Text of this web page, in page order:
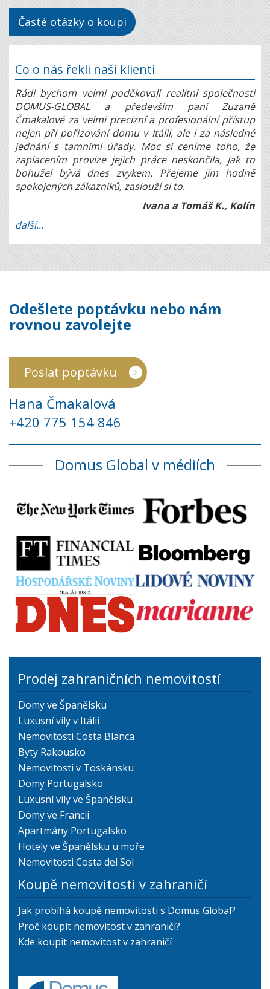
Časté otázky o koupi
Co o nás řekli naši klienti
Rádi bychom velmi poděkovali realitní společnosti
DOMUS-GLOBAL a především paní Zuzaně
Čmakalové za velmi precizní a profesionální přístup
nejen při pořizování domu v Itálii, ale i za následné
jednání s tamními úřady. Moc si ceníme toho, že
zaplacením provize jejich práce neskončila, jak to
bohužel bývá dnes zvykem. Přejeme jim hodně
spokojených zákazníků, zaslouží si to.
Ivana a Tomáš K., Kolín
další...
Odešlete poptávku nebo nám
rovnou zavolejte
Poslat poptávku
Hana Čmakalová
+420 775 154 846
Domus Global v médiích
Prodej zahraničních nemovitostí
Domy ve Španělsku
Luxusní vily v Itálii
Nemovitosti Costa Blanca
Byty Rakousko
Nemovitosti v Toskánsku
Domy Portugalsko
Luxusní vily ve Španělsku
Domy ve Francii
Apartmány Portugalsko
Hotely ve Španělsku u moře
Nemovitosti Costa del Sol
Koupě nemovitosti v zahraničí
Jak probíhá koupě nemovitosti s Domus Global?
Proč koupit nemovitost v zahraničí?
Kde koupit nemovitost v zahraničí